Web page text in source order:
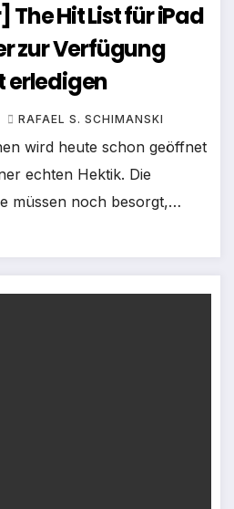
The Hit List für iPad
zur Verfügung
erledigen
RAFAEL S. SCHIMANSKI
wird heute schon geöffnet
echten Hektik. Die
müssen noch besorgt,…